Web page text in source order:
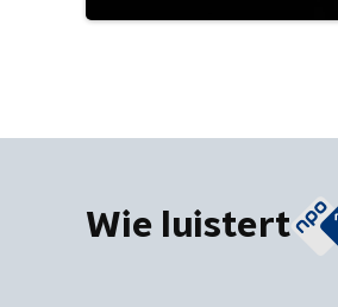
Wie luistert